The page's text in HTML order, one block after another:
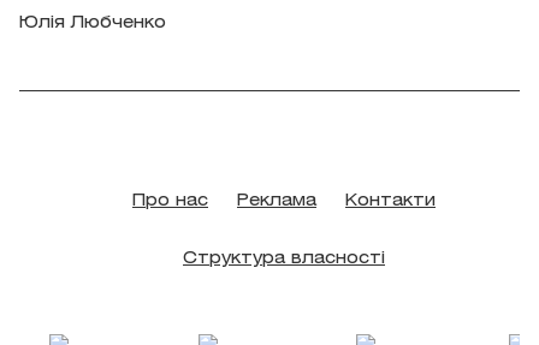
Юлія Любченко
Про нас Реклама Контакти
Структура власності